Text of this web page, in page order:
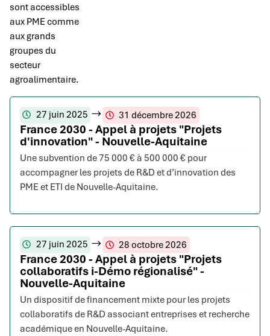
sont accessibles
aux PME comme
aux grands
groupes du
secteur
agroalimentaire.
27 juin 2025 31 décembre 2026
France 2030 - Appel à projets "Projets
d'innovation" - Nouvelle-Aquitaine
Une subvention de 75 000 € à 500 000 € pour
accompagner les projets de R&D et d’innovation des
PME et ETI de Nouvelle-Aquitaine.
27 juin 2025 28 octobre 2026
France 2030 - Appel à projets "Projets
collaboratifs i-Démo régionalisé" -
Nouvelle-Aquitaine
Un dispositif de financement mixte pour les projets
collaboratifs de R&D associant entreprises et recherche
académique en Nouvelle-Aquitaine.